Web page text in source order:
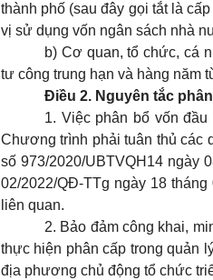
thành phố (sau đây gọi tắt là
vị sử dụng vốn ngân sách nhà
b) Cơ quan, tổ chức, cá
tư công trung hạn và hàng năm
Điều 2. Nguyên tắc
1. Việc phân bổ vốn
Chương trình phải tuân thủ các
số 973/2020/UBTVQH14 ngày
02/2022/QĐ-TTg ngày 18
liên quan.
2. Bảo đảm công khai,
thực hiện phân cấp trong quản
địa phương chủ động tổ chức